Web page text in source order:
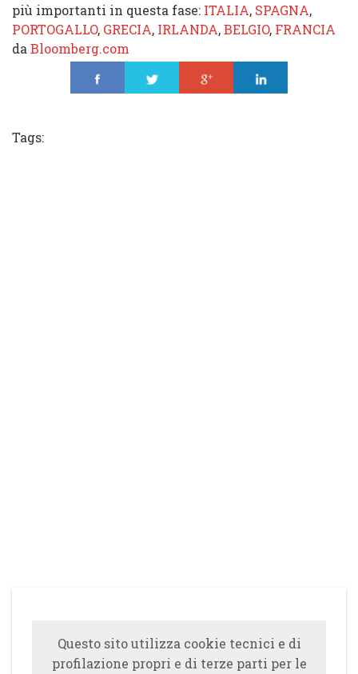
più importanti in questa fase: ITALIA, SPAGNA,
PORTOGALLO, GRECIA, IRLANDA,BELGIO, FRANCIA
da Bloomberg.com
Tags:
Questo sito utilizza cookie tecnici e di
profilazione propri e di terze parti per le